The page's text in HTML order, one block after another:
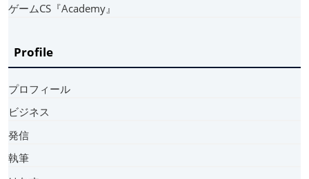
ゲームCS『Academy』
Profile
プロフィール
ビジネス
発信
執筆